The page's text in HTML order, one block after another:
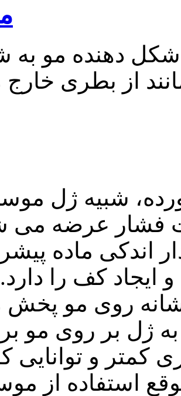
دهنده مو به
شبیه ژل
فشار عرضه می
اندکی ماده
ایجاد کف را
ژل بر روی مو
کمتر و توانایی
استفاده از